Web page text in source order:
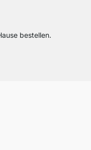
bestellen.